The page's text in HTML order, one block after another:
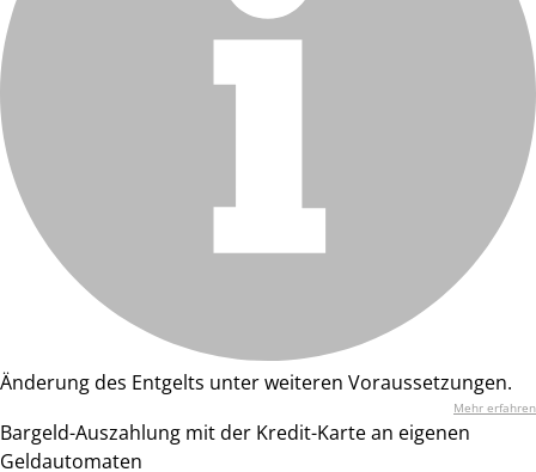
Änderung des Entgelts unter weiteren Voraussetzungen.
Mehr erfahren
Bargeld-Auszahlung mit der Kredit-Karte an eigenen
Geldautomaten